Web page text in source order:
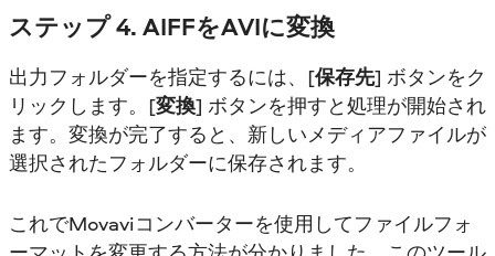
ステップ 4. AIFFをAVIに変換
出力フォルダーを指定するには、[保存先] ボタンをク
リックします。[変換] ボタンを押すと処理が開始され
ます。変換が完了すると、新しいメディアファイルが
選択されたフォルダーに保存されます。
これでMovaviコンバーターを使用してファイルフォ